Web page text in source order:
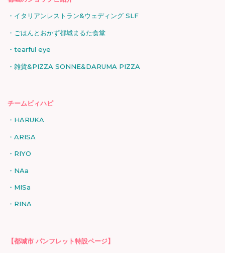
イタリアンレストラン&ウェディング SLF
ごはんとおかず都城まるた食堂
tearful eye
雑貨&PIZZA SONNE&DARUMA PIZZA
チームビィハピ
HARUKA
ARISA
RIYO
NAa
MISa
RINA
【都城市 パンフレット特設ページ】